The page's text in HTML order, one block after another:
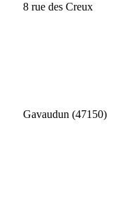
8 rue des Creux
Gavaudun (47150)